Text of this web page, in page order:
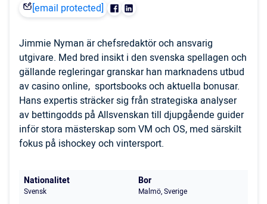
[email protected]
Jimmie Nyman är chefsredaktör och ansvarig
utgivare. Med bred insikt i den svenska spellagen och
gällande regleringar granskar han marknadens utbud
av casino online, sportsbooks och aktuella bonusar.
Hans expertis sträcker sig från strategiska analyser
av bettingodds på Allsvenskan till djupgående guider
inför stora mästerskap som VM och OS, med särskilt
fokus på ishockey och vintersport.
Nationalitet
Svensk
Bor
Malmö, Sverige